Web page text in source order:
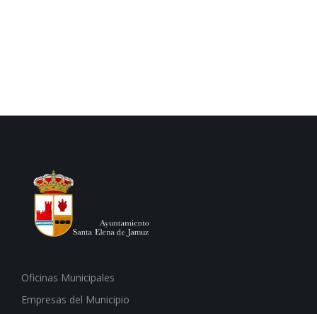
Oficinas Municipales
Empresas del Municipio